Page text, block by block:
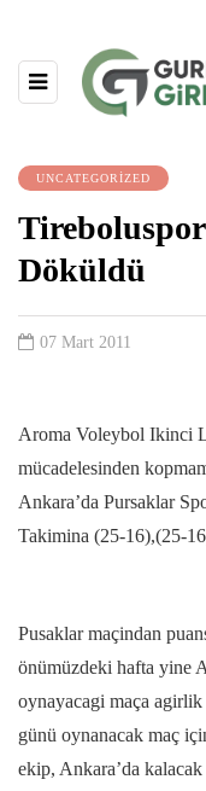
UNCATEGORIZED
Döküldü
07 Mart 2011
Aroma Voleybol Ikinci
mücadelesinden
Ankara’da Pursaklar
Takimina (25-16),(25-
Pusaklar maçindan
önümüzdeki hafta yine
oynayacagi maça
günü oynanacak maç
ekip, Ankara’da